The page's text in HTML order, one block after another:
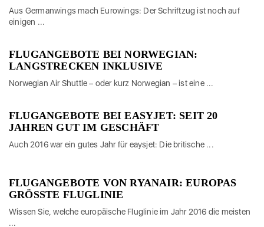
Aus Germanwings mach Eurowings: Der Schriftzug ist noch auf
einigen ...
FLUGANGEBOTE BEI NORWEGIAN:
LANGSTRECKEN INKLUSIVE
Norwegian Air Shuttle – oder kurz Norwegian – ist eine ...
FLUGANGEBOTE BEI EASYJET: SEIT 20
JAHREN GUT IM GESCHÄFT
Auch 2016 war ein gutes Jahr für eaysjet: Die britische ...
FLUGANGEBOTE VON RYANAIR: EUROPAS
GRÖSSTE FLUGLINIE
Wissen Sie, welche europäische Fluglinie im Jahr 2016 die meisten
...